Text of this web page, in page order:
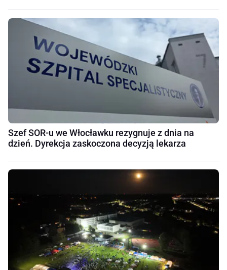
Szef SOR-u we Włocławku rezygnuje z dnia na
dzień. Dyrekcja zaskoczona decyzją lekarza